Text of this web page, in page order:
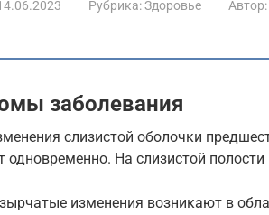
Рубрика:Здоровье Автор:
заболевания
слизистой оболочки
одновременно. На слизистой
изменения возникают в